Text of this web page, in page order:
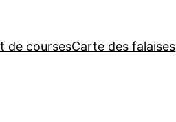
de coursesCarte des falaises